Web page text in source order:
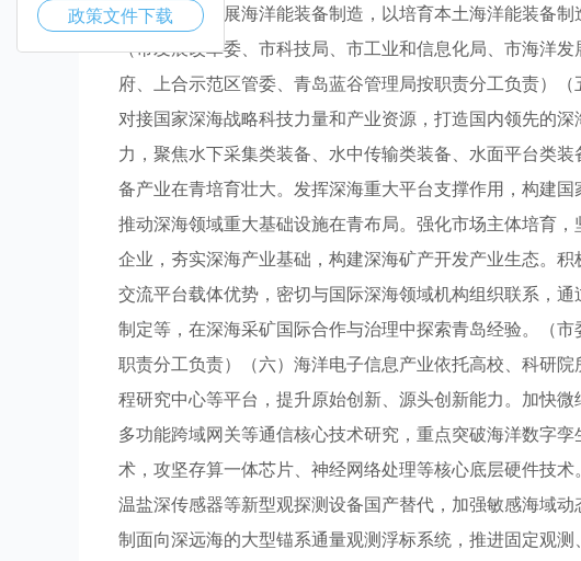
励企业延伸拓展海洋能装备制造，以培育本土海洋能装备
（市发展改革委、市科技局、市工业和信息化局、市海洋
府、上合示范区管委、青岛蓝谷管理局按职责分工负责）
对接国家深海战略科技力量和产业资源，打造国内领先的
力，聚焦水下采集类装备、水中传输类装备、水面平台类
备产业在青培育壮大。发挥深海重大平台支撑作用，构建
推动深海领域重大基础设施在青布局。强化市场主体培育
企业，夯实深海产业基础，构建深海矿产开发产业生态。
交流平台载体优势，密切与国际深海领域机构组织联系，
制定等，在深海采矿国际合作与治理中探索青岛经验。（
职责分工负责）（六）海洋电子信息产业依托高校、科研
程研究中心等平台，提升原始创新、源头创新能力。加快
多功能跨域网关等通信核心技术研究，重点突破海洋数字
术，攻坚存算一体芯片、神经网络处理等核心底层硬件技
温盐深传感器等新型观探测设备国产替代，加强敏感海域
制面向深远海的大型锚系通量观测浮标系统，推进固定观
政策文件下载